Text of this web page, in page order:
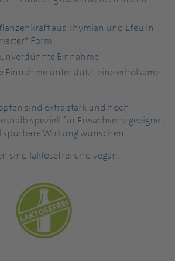
aus Thymian und Efeu in
Form
Einnahme
Einnahme unterstützt eine erholsame
sind extra stark und hoch
speziell für Erwachsene geeignet,
spürbare Wirkung wünschen.
sind laktosefrei und vegan.